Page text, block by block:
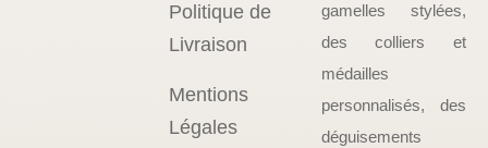
Politique de
Livraison
Mentions
Légales
gamelles stylées,
des colliers et
médailles
personnalisés, des
déguisements